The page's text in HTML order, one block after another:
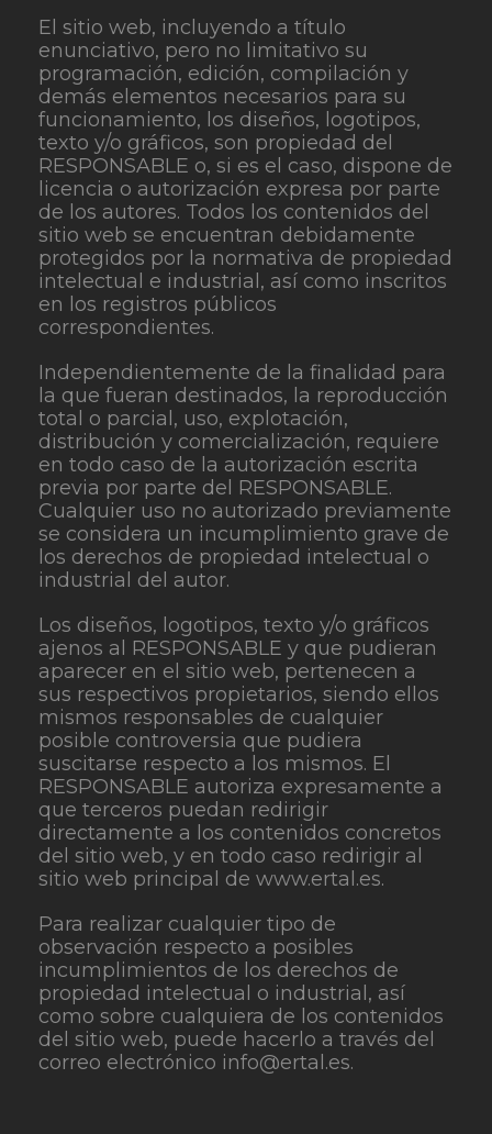
El sitio web, incluyendo a título
enunciativo, pero no limitativo su
programación, edición, compilación y
demás elementos necesarios para su
funcionamiento, los diseños, logotipos,
texto y/o gráficos, son propiedad del
RESPONSABLE o, si es el caso, dispone de
licencia o autorización expresa por parte
de los autores. Todos los contenidos del
sitio web se encuentran debidamente
protegidos por la normativa de propiedad
intelectual e industrial, así como inscritos
en los registros públicos
correspondientes.
Independientemente de la finalidad para
la que fueran destinados, la reproducción
total o parcial, uso, explotación,
distribución y comercialización, requiere
en todo caso de la autorización escrita
previa por parte del RESPONSABLE.
Cualquier uso no autorizado previamente
se considera un incumplimiento grave de
los derechos de propiedad intelectual o
industrial del autor.
Los diseños, logotipos, texto y/o gráficos
ajenos al RESPONSABLE y que pudieran
aparecer en el sitio web, pertenecen a
sus respectivos propietarios, siendo ellos
mismos responsables de cualquier
posible controversia que pudiera
suscitarse respecto a los mismos. El
RESPONSABLE autoriza expresamente a
que terceros puedan redirigir
directamente a los contenidos concretos
del sitio web, y en todo caso redirigir al
sitio web principal de www.ertal.es.
Para realizar cualquier tipo de
observación respecto a posibles
incumplimientos de los derechos de
propiedad intelectual o industrial, así
como sobre cualquiera de los contenidos
del sitio web, puede hacerlo a través del
correo electrónico info@ertal.es.